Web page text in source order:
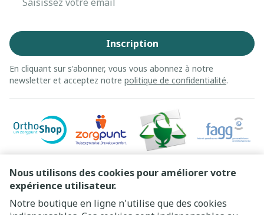
Nous utilisons des cookies pour améliorer votre
expérience utilisateur.
Notre boutique en ligne n'utilise que des cookies
Inscription
En cliquant sur s'abonner, vous vous abonnez à notre
newsletter et acceptez notre politique de confidentialité.